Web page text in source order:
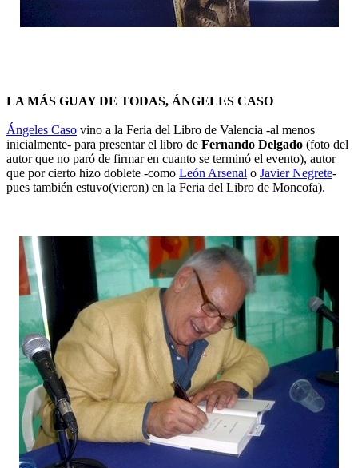
LA MÁS GUAY DE TODAS, ÁNGELES CASO
Ángeles Caso vino a la Feria del Libro de Valencia -al menos
inicialmente- para presentar el libro de Fernando Delgado (foto del
autor que no paró de firmar en cuanto se terminó el evento), autor
que por cierto hizo doblete -como León Arsenal o Javier Negrete-
pues también estuvo(vieron) en la Feria del Libro de Moncofa).